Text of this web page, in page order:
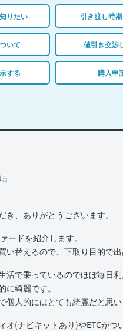
りたい 引き渡し時
いて 値引き交渉
する 購入申
台
き、ありがとうございます。
ードを紹介します。
い替えるので、下取り目的で出
活で乗っているのでほぼ毎日
綺麗です。
個人的にはとても綺麗だと思い
オ(ナビキットあり)やETCがつ